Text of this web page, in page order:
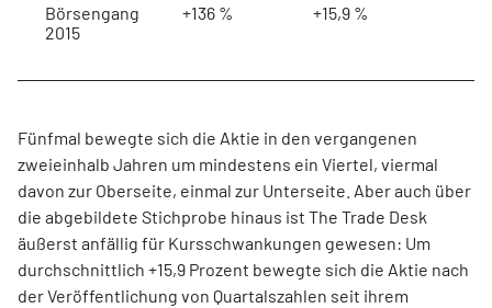
Börsengang
2015
+136 % +15,9 %
Fünfmal bewegte sich die Aktie in den vergangenen
zweieinhalb Jahren um mindestens ein Viertel, viermal
davon zur Oberseite, einmal zur Unterseite. Aber auch über
die abgebildete Stichprobe hinaus ist The Trade Desk
äußerst anfällig für Kursschwankungen gewesen: Um
durchschnittlich +15,9 Prozent bewegte sich die Aktie nach
der Veröffentlichung von Quartalszahlen seit ihrem